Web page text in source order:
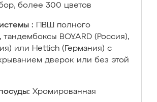
более 300 цветов
:
ПВШ полного
тандембоксы BOYARD (Россия),
или Hettich (Германия) с
дверок или без этой
Хромированная